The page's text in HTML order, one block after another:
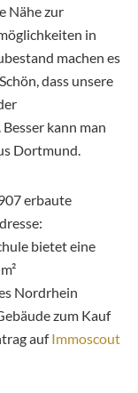
Nähe zur
in
machen es
dass unsere
kann man
Dortmund.
erbaute
bietet eine
Nordrhein
zum Kauf
aufImmoscout